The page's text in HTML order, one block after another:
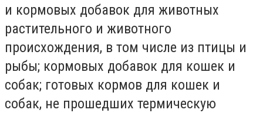
и кормовых добавок для животных
растительного и животного
происхождения, в том числе из птицы и
рыбы; кормовых добавок для кошек и
собак; готовых кормов для кошек и
собак, не прошедших термическую